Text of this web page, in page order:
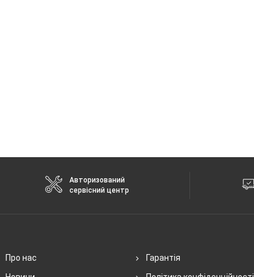
Авторизований
сервісний центр
Про нас
Гарантія